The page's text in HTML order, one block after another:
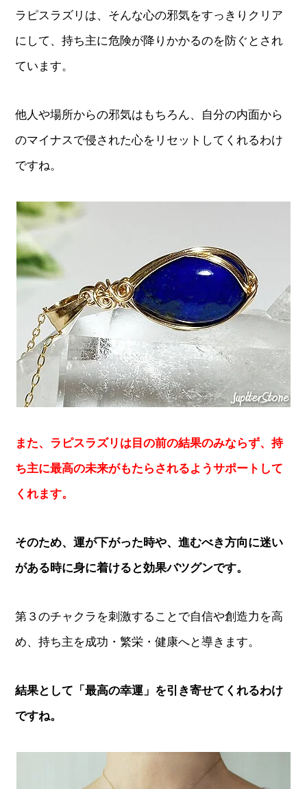
ラピスラズリは、そんな心の邪気をすっきりクリア
にして、持ち主に危険が降りかかるのを防ぐとされ
ています。
他人や場所からの邪気はもちろん、自分の内面から
のマイナスで侵された心をリセットしてくれるわけ
ですね。
また、ラピスラズリは目の前の結果のみならず、持
ち主に最高の未来がもたらされるようサポートして
くれます。
そのため、運が下がった時や、進むべき方向に迷い
がある時に身に着けると効果バツグンです。
第３のチャクラを刺激することで自信や創造力を高
め、持ち主を成功・繁栄・健康へと導きます。
結果として「最高の幸運」を引き寄せてくれるわけ
ですね。